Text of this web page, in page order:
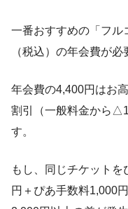
一番おすすめの「フル
（税込）の年会費が必
年会費の4,400円はお
割引（一般料金から
す。
もし、同じチケット
円＋ぴあ手数料1,000